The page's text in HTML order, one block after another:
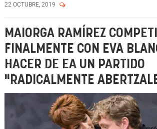
22 OCTUBRE, 2019
MAIORGA RAMÍREZ
FINALMENTE CON EVA
HACER DE EA UN PARTIDO
"RADICALMENTE